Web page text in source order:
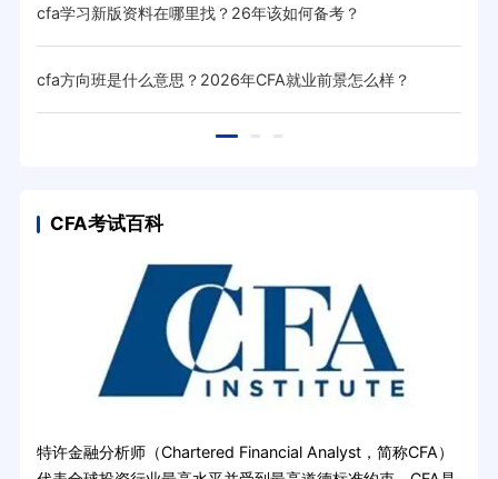
cfa学习新版资料在哪里找？26年该如何备考？
cfa方向班是什么意思？2026年CFA就业前景怎么样？
CFA考试百科
特许金融分析师（Chartered Financial Analyst，简称CFA）